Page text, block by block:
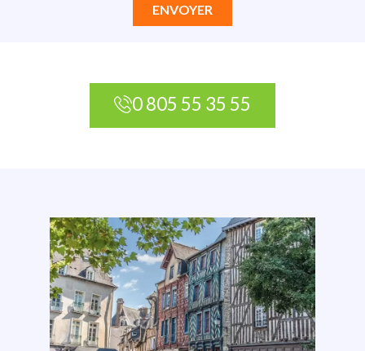
ENVOYER
0 805 55 35 55